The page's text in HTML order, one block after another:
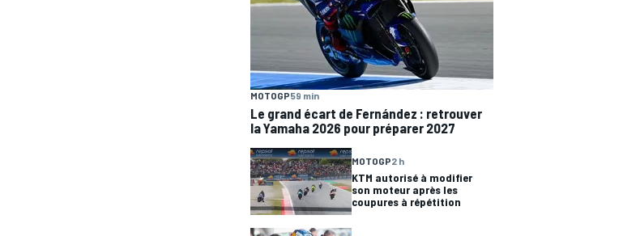
MOTOGP59 min
Le grand écart de Fernández : retrouver
la Yamaha 2026 pour préparer 2027
MOTOGP2 h
KTM autorisé à modifier
son moteur après les
coupures à répétition